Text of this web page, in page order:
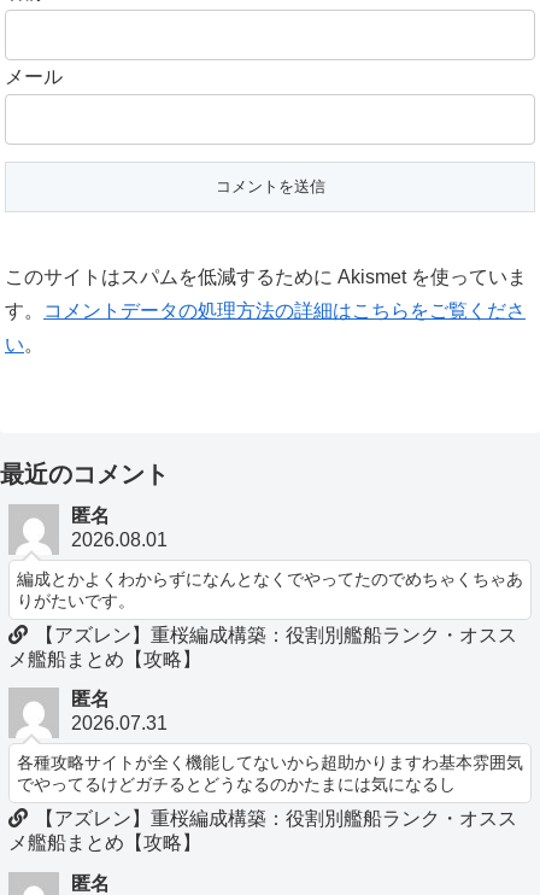
メール
このサイトはスパムを低減するために Akismet を使っていま
す。
コメントデータの処理方法の詳細はこちらをご覧くださ
い。
最近のコメント
匿名
2026.08.01
編成とかよくわからずになんとなくでやってたのでめちゃくちゃあ
りがたいです。
【アズレン】重桜編成構築：役割別艦船ランク・オスス
メ艦船まとめ【攻略】
匿名
2026.07.31
各種攻略サイトが全く機能してないから超助かりますわ基本雰囲気
でやってるけどガチるとどうなるのかたまには気になるし
【アズレン】重桜編成構築：役割別艦船ランク・オスス
メ艦船まとめ【攻略】
匿名